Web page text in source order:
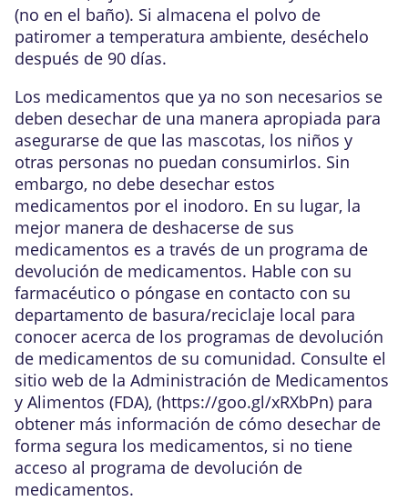
(no en el baño). Si almacena el polvo de
patiromer a temperatura ambiente, deséchelo
después de 90 días.
Los medicamentos que ya no son necesarios se
deben desechar de una manera apropiada para
asegurarse de que las mascotas, los niños y
otras personas no puedan consumirlos. Sin
embargo, no debe desechar estos
medicamentos por el inodoro. En su lugar, la
mejor manera de deshacerse de sus
medicamentos es a través de un programa de
devolución de medicamentos. Hable con su
farmacéutico o póngase en contacto con su
departamento de basura/reciclaje local para
conocer acerca de los programas de devolución
de medicamentos de su comunidad. Consulte el
sitio web de la Administración de Medicamentos
y Alimentos (FDA), (https://goo.gl/xRXbPn) para
obtener más información de cómo desechar de
forma segura los medicamentos, si no tiene
acceso al programa de devolución de
medicamentos.